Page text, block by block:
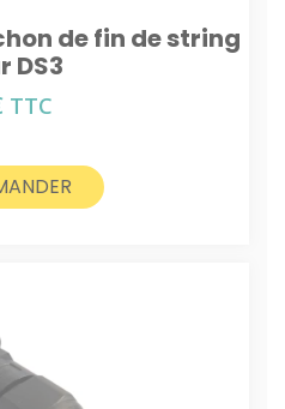
de fin de string
DS3
TTC